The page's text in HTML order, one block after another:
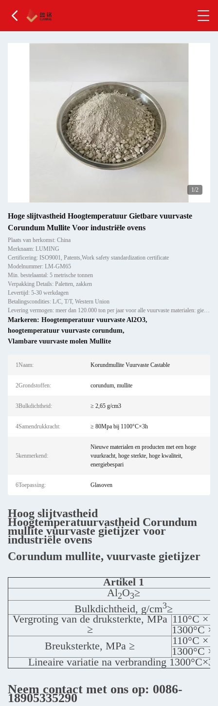
2/2
Hoge slijtvastheid Hoogtemperatuur Gietbare vuurvaste
Corundum Mullite Voor industriële ovens
Plaats van herkomst: China
Merknaam: LUMING
Certificering: ISO9001, Patents,Work safety standardization certificate
Modelnummer: LM-GM65
Min. bestelaantal: 5 metrische tonnen
Verpakking Details: Paletten, zakken
Levertijd: 5-30 werkdagen
Betalingscondities: L/C, T/T, Western Union
Levering vermogen: meer dan 120.000 ton per jaar voor alle vuurvaste materialen: gieten, preforms en bakstenen
Markeren: Hoogtemperatuur vuurvaste Al2O3,
hoogtemperatuur vuurvaste corundum,
Vlambare vuurvaste molen Mullite
1Naam: Korundmullite Vuurvaste Castable
2Grondstoffen: corundum, mullite
3Bulkdichtheid: ≥ 2,65 g/cm3
4Samendrukkracht: ≥ 80Mpa bij 1100°C×3h
5kenmerkend:
Nieuwe materialen en producten met een hoge
vuurkracht, hoge sterkte, hoge kwaliteit,
energiebespari
6Toepassing: Glasoven
Hoog slijtvastheid
Hoogtemperatuurvastheid Corundum
mullite vuurvaste gietijzer voor
industriële ovens
Corundum mullite, vuurvaste gietijzer
Artikel 1
Al2O3≥
Bulkdichtheid, g/cm3≥
Vergroting van de druksterkte, MPa
≥
110°C ×
1300°C ×
Breuksterkte, MPa ≥
110°C ×
1300°C ×
Lineaire variatie na verbranding
Neem contact met ons op: 0086-
18905335290